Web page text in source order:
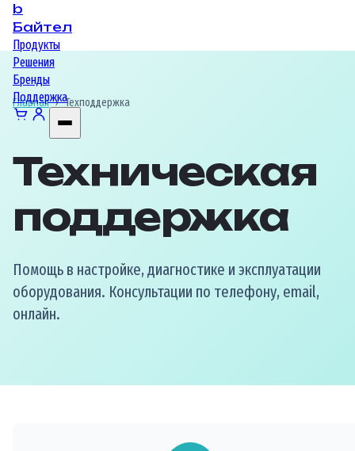
b
Байтел
Продукты
Решения
Бренды
Поддержка
Главная › Техподдержка
Техническая
поддержка
Помощь в настройке, диагностике и эксплуатации
оборудования. Консультации по телефону, email,
онлайн.